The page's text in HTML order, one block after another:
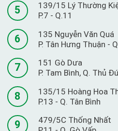
5
139/15 Lý Thường
P.7 - Q.11
6
135 Nguyễn Văn Quá
P. Tân Hưng Thuận -
7
151 Gò Dưa
P. Tam Bình, Q. Thủ
8
135/15 Hoàng Hoa
P.13 - Q. Tân Bình
9
479/5C Thống Nhất